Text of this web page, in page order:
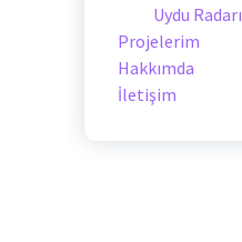
Uydu Radarı
Projelerim
Hakkımda
İletişim